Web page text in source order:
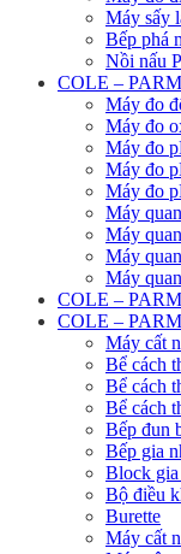
Máy sấy
Bếp phá
Nồi nấu
COLE –
Máy đo
Máy đo
Máy đo
Máy đo
Máy đo
Máy
Máy
Máy
Máy
COLE –
COLE –
Máy cất
Bể cách
Bể cách
Bể cách
Bếp đun
Bếp gia
Block
Bộ điều
Burette
Máy cất